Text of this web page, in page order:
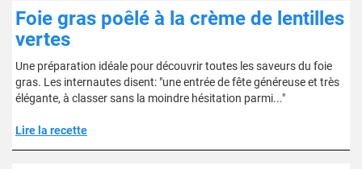
Foie gras poêlé à la crème de lentilles
vertes
Une préparation idéale pour découvrir toutes les saveurs du foie
gras. Les internautes disent: "une entrée de fête généreuse et très
élégante, à classer sans la moindre hésitation parmi..."
Lire la recette